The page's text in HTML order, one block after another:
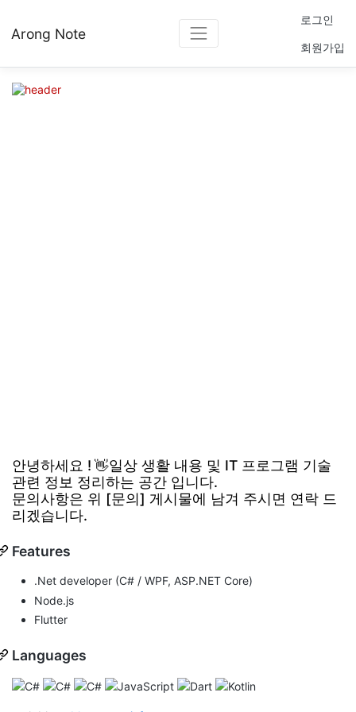
Arong Note
로그인
회원가입
안녕하세요 ! 👋일상 생활 내용 및 IT 프로그램 기술
관련 정보 정리하는 공간 입니다.
문의사항은 위 [문의] 게시물에 남겨 주시면 연락 드
리겠습니다.
Features
.Net developer (C# / WPF, ASP.NET Core)
Node.js
Flutter
Languages